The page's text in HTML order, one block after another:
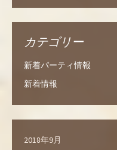
カテゴリー
新着パーティ情報
新着情報
2018年9月